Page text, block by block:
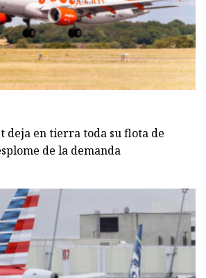
deja en tierra toda su flota de
de la demanda